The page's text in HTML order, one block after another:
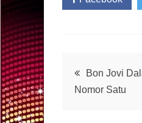
PostBon Jovi
Nomor Satu